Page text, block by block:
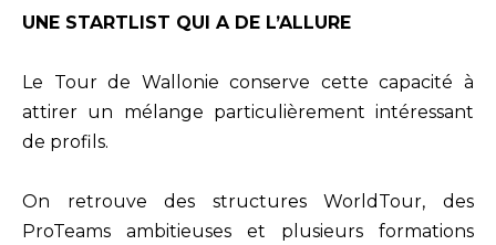
UNE STARTLIST QUI A DE L’ALLURE
Le Tour de Wallonie conserve cette capacité à
attirer un mélange particulièrement intéressant
de profils.
On retrouve des structures WorldTour, des
ProTeams ambitieuses et plusieurs formations